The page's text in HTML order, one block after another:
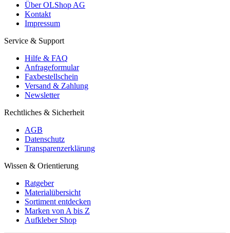
Über OLShop AG
Kontakt
Impressum
Service & Support
Hilfe & FAQ
Anfrageformular
Faxbestellschein
Versand & Zahlung
Newsletter
Rechtliches & Sicherheit
AGB
Datenschutz
Transparenzerklärung
Wissen & Orientierung
Ratgeber
Materialübersicht
Sortiment entdecken
Marken von A bis Z
Aufkleber Shop